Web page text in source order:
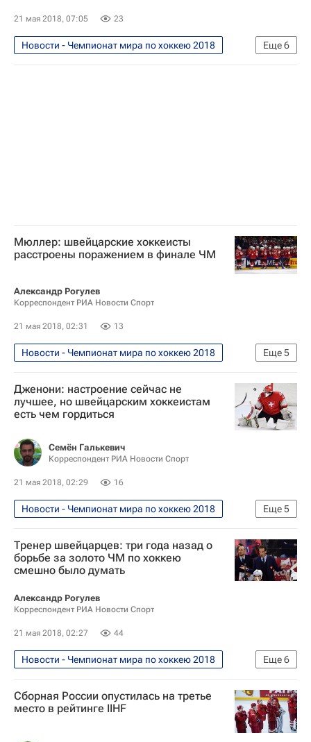
21 мая 2018, 07:05 23
Еще6
Новости - Чемпионат мира по хоккею 2018
Хоккей
Спорт
Мюллер: швейцарские хоккеисты
расстроены поражением в финале ЧМ
Александр Рогулев
Корреспондент РИА Новости Спорт
21 мая 2018, 02:31 13
Еще5
Новости - Чемпионат мира по хоккею 2018
Хоккей
Спорт
Чемпионат мира по хоккею 2018
Чемпионат мира по хоккею
Дженони: настроение сейчас не
лучшее, но швейцарским хоккеистам
есть чем гордиться
Семён Галькевич
Корреспондент РИА Новости Спорт
21 мая 2018, 02:29 16
Еще5
Новости - Чемпионат мира по хоккею 2018
Хоккей
Спорт
Чемпионат мира по хоккею 2018
Чемпионат мира по хоккею
Тренер швейцарцев: три года назад о
борьбе за золото ЧМ по хоккею
смешно было думать
Александр Рогулев
Корреспондент РИА Новости Спорт
21 мая 2018, 02:27 44
Еще6
Новости - Чемпионат мира по хоккею 2018
Хоккей
Спорт
Чемпионат мира по хоккею 2018
Сборная России опустилась на третье
место в рейтинге IIHF